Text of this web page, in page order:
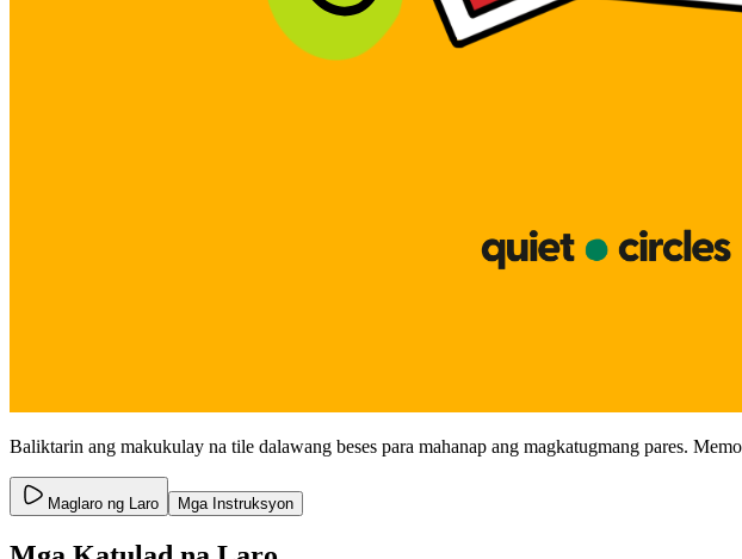
Baliktarin ang makukulay na tile dalawang beses para mahanap ang magkatugmang pares.
Maglaro ng Laro Mga Instruksyon